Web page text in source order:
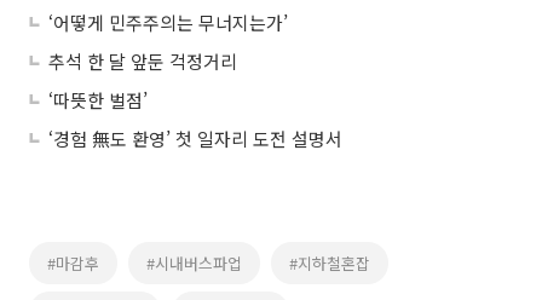
‘어떻게 민주주의는 무너지는가’
추석 한 달 앞둔 걱정거리
‘따뜻한 벌점’
‘경험 無도 환영’ 첫 일자리 도전 설명서
#마감후 #시내버스파업 #지하철혼잡